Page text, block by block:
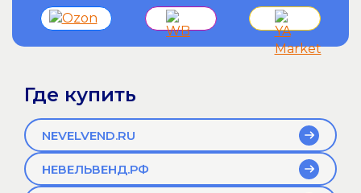
Где купить
NEVELVEND.RU
НЕВЕЛЬВЕНД.РФ